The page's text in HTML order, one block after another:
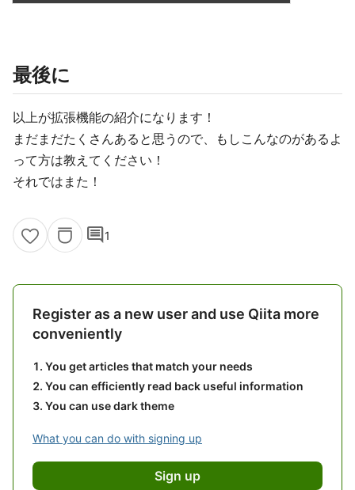
最後に
以上が拡張機能の紹介になります！
まだまだたくさんあると思うので、もしこんなのがあるよ
って方は教えてください！
それではまた！
comment1
Register as a new user and use Qiita more
conveniently
You get articles that match your needs
You can efficiently read back useful information
You can use dark theme
What you can do with signing up
Sign up